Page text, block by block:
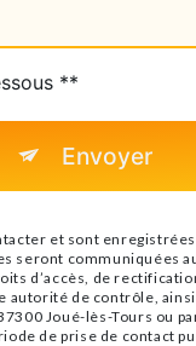
**
Envoyer
et sont
communiquées
d’accès, de
de contrôle,
Joué-lès-Tours
de prise de contact